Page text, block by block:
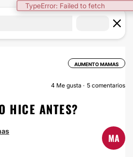
TypeError: Failed to fetch
AUMENTO MAMAS
4 Me gusta 5 comentarios
HICE ANTES?
MA